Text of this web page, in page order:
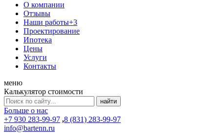
О компании
Отзывы
Наши работы+3
Проектирование
Ипотека
Цены
Услуги
Контакты
меню
Калькулятор стоимости
Больше о нас
+7 930 283-99-97 ,8 (831) 283-99-97
info@bartenn.ru